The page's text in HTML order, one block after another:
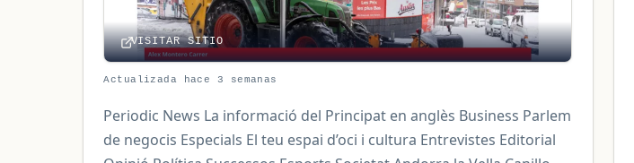
VISITAR SITIO
Actualizada hace 3 semanas
Periodic News La informació del Principat en anglès Business Parlem
de negocis Especials El teu espai d’oci i cultura Entrevistes Editorial